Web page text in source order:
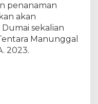
penanaman
akan
sekalian
Manunggal
2023.